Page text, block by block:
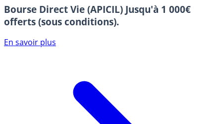
Bourse Direct Vie (APICIL) Jusqu'à 1 000€
offerts (sous conditions).
En savoir plus